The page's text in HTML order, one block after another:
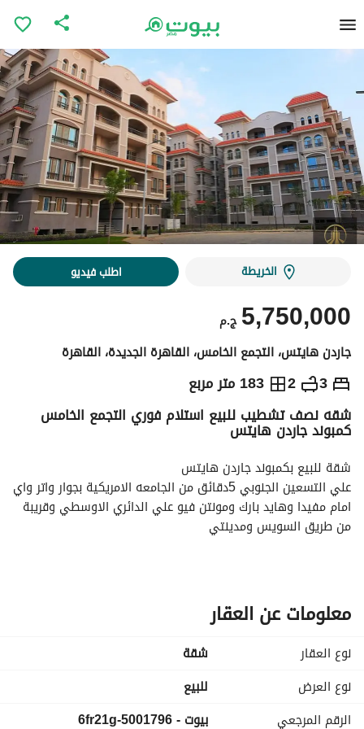
الخريطة اطلب فيديو
ج.م 5,750,000
جاردن هايتس، التجمع الخامس، القاهرة الجديدة، القاهرة
3
2 183 متر مربع ج.م 5,750,000
التفاصيل الاتجاهات والمؤشرات رهن عقاري
شقه نصف تشطيب للبيع استلام فوري التجمع الخامس
كمبوند جاردن هايتس
شقة للبيع بكمبوند جاردن هايتس
من طريق السويس ومدينتي
الموينتال و باب مصفح
بانوراما كل الغرف
3 غرف
2 حمام
ريسيبشن 3 قطع
منهم غرفة ماستر بحمام
يوجد أسانسير
معلومات عن العقار
نوع العقار
شقة
نوع العرض
للبيع
الرقم المرجعي
بيوت - 5001796-6fr21g